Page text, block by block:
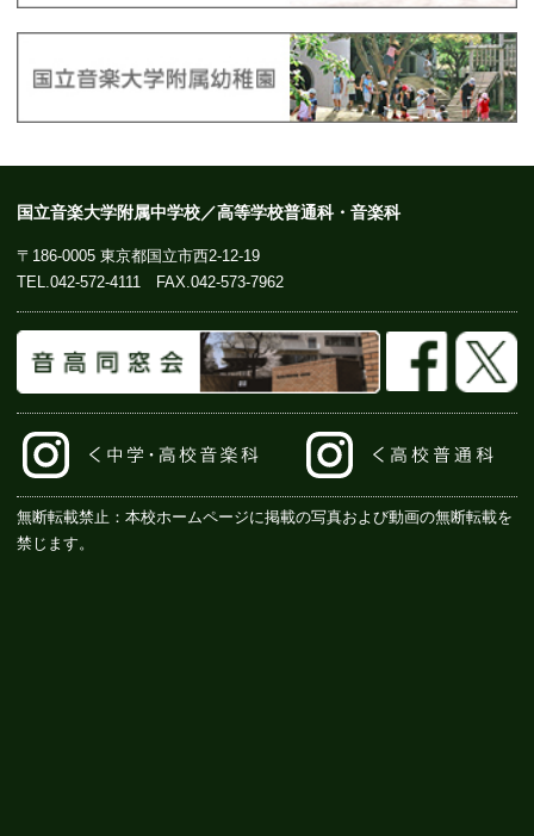
国立音楽大学附属中学校／高等学校普通科・音楽科
〒186-0005 東京都国立市西2-12-19
TEL.042-572-4111 FAX.042-573-7962
無断転載禁止：本校ホームページに掲載の写真および動画の無断転載を
禁じます。